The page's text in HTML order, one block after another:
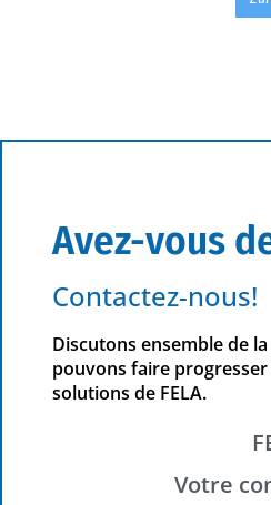
Avez-vous
Contactez-nous!
Discutons ensemble de
pouvons faire
solutions de FELA.
Votre